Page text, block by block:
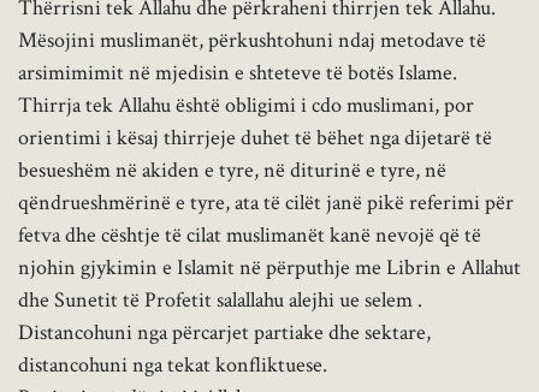
Thërrisni tek Allahu dhe përkraheni thirrjen tek Allahu.
Mësojini muslimanët, përkushtohuni ndaj metodave të
arsimimimit në mjedisin e shteteve të botës Islame.
Thirrja tek Allahu është obligimi i cdo muslimani, por
orientimi i kësaj thirrjeje duhet të bëhet nga dijetarë të
besueshëm në akiden e tyre, në diturinë e tyre, në
qëndrueshmërinë e tyre, ata të cilët janë pikë referimi për
fetva dhe cështje të cilat muslimanët kanë nevojë që të
njohin gjykimin e Islamit në përputhje me Librin e Allahut
dhe Sunetit të Profetit salallahu alejhi ue selem .
Distancohuni nga përcarjet partiake dhe sektare,
distancohuni nga tekat konfliktuese.